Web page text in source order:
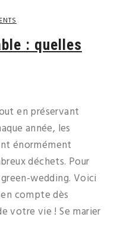
: quelles
en préservant
année, les
énormément
déchets. Pour
wedding. Voici
compte dès
votre vie ! Se marier